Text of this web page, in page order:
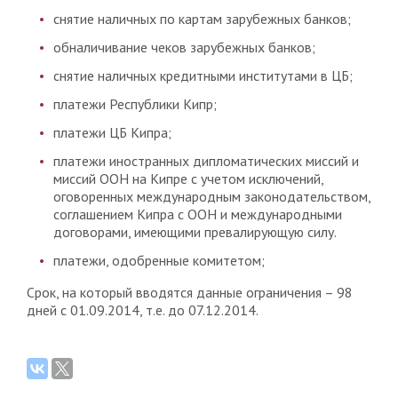
снятие наличных по картам зарубежных банков;
обналичивание чеков зарубежных банков;
снятие наличных кредитными институтами в ЦБ;
платежи Республики Кипр;
платежи ЦБ Кипра;
платежи иностранных дипломатических миссий и
миссий ООН на Кипре с учетом исключений,
оговоренных международным законодательством,
соглашением Кипра с ООН и международными
договорами, имеющими превалирующую силу.
платежи, одобренные комитетом;
Срок, на который вводятся данные ограничения – 98
дней с 01.09.2014, т.е. до 07.12.2014.